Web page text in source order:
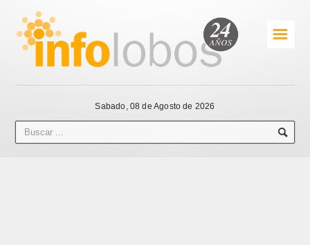
☰
Sabado, 08 de Agosto de 2026